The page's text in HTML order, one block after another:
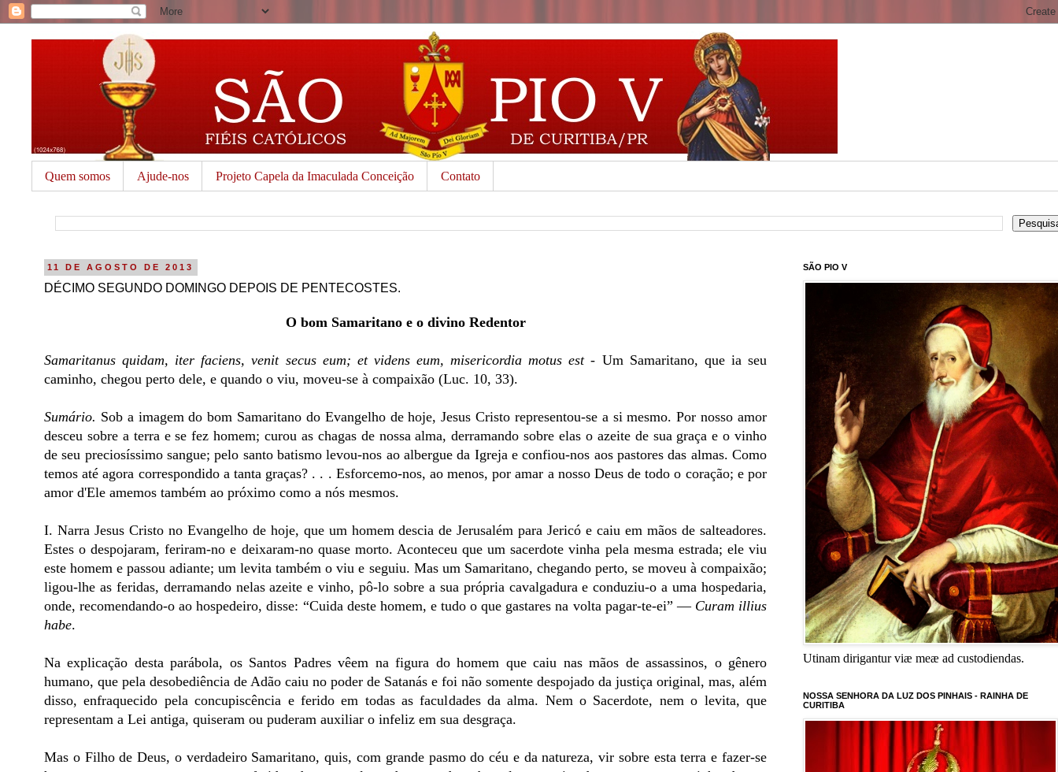
Quem somos Ajude-nos Projeto Capela da Imaculada Conceição Contato
11 DE AGOSTO DE 2013
DÉCIMO SEGUNDO DOMINGO DEPOIS DE PENTECOSTES.
O bom Samaritano e o divino Redentor
Samaritanus quidam, iter faciens, venit secus eum; et videns eum, misericordia motus est- Um Samaritano, que ia seu
caminho, chegou perto dele, e quando o viu, moveu-se à compaixão (Luc. 10, 33).
Sumário. Sob a imagem do bom Samaritano do Evangelho de hoje, Jesus Cristo representou-se a si mesmo. Por nosso amor
desceu sobre a terra e se fez homem; curou as chagas de nossa alma, derramando sobre elas o azeite de sua graça e o vinho
de seu preciosíssimo sangue; pelo santo batismo levou-nos ao albergue da Igreja e confiou-nos aos pastores das almas. Como
temos até agora correspondido a tanta graças? . . . Esforcemo-nos, ao menos, por amar a nosso Deus de todo o coração; e por
amor d'Ele amemos também ao próximo como a nós mesmos.
I. Narra Jesus Cristo no Evangelho de hoje, que um homem descia de Jerusalém para Jericó e caiu em mãos de salteadores.
Estes o despojaram, feriram-no e deixaram-no quase morto. Aconteceu que um sacerdote vinha pela mesma estrada; ele viu
este homem e passou adiante; um levita também o viu e seguiu. Mas um Samaritano, chegando perto, se moveu à compaixão;
ligou-lhe as feridas, derramando nelas azeite e vinho, pô-lo sobre a sua própria cavalgadura e conduziu-o a uma hospedaria,
onde, recomendando-o ao hospedeiro, disse: “Cuida deste homem, e tudo o que gastares na volta pagar-te-ei” — Curam illius
habe.
Na explicação desta parábola, os Santos Padres vêem na figura do homem que caiu nas mãos de assassinos, o gênero
humano, que pela desobediência de Adão caiu no poder de Satanás e foi não somente despojado da justiça original, mas, além
disso, enfraquecido pela concupiscência e ferido em todas as faculdades da alma. Nem o Sacerdote, nem o levita, que
representam a Lei antiga, quiseram ou puderam auxiliar o infeliz em sua desgraça.
Mas o Filho de Deus, o verdadeiro Samaritano, quis, com grande pasmo do céu e da natureza, vir sobre esta terra e fazer-se
SÃO PIO V
Utinam dirigantur viæ meæ ad custodiendas.
NOSSA SENHORA DA LUZ DOS PINHAIS - RAINHA DE
CURITIBA